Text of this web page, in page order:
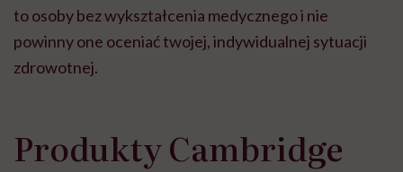
to osoby bez wykształcenia medycznego i nie
powinny one oceniać twojej, indywidualnej sytuacji
zdrowotnej.
Produkty Cambridge